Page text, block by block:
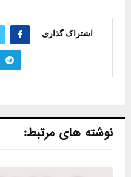
اشتراک گذاری
نوشته های مرتبط: